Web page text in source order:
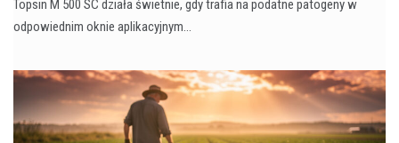
Topsin M 500 SC działa świetnie, gdy trafia na podatne patogeny w
odpowiednim oknie aplikacyjnym…